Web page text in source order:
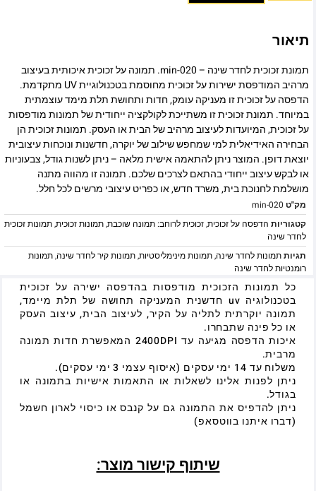
תיאור
תמונת זכוכית לחדר שינה – min-020. תמונה על זכוכית איכותית בעיצוב
מרהיב המודפסת ישירות על זכוכית מחוסמת בטכנולוגיית UV מתקדמת.
הדפסה על זכוכית זו מעניקה עומק, חדות ותחושת תלת מימד עוצמתית
במיוחד. תמונת זכוכית זו משתייכת לקולקציה ייחודית של תמונות מודפסות
על זכוכית, המיועדות לעיצוב מרהיב של הבית או העסק. תמונות זכוכית הן
הבחירה האידיאלית למי שמחפש שילוב של יוקרה, חדשנות ונוכחות עיצובית
יוצאת דופן. המוצר ניתן להתאמה אישית מלאה – ניתן לשנות גודל, צבעוניות
או לבקש עיצוב ייחודי בהתאם לצרכים שלכם. תמונה זו מהווה מתנה
מושלמת לחנוכת בית, משרד חדש, או כפריט עיצובי מרשים לכל חלל.
מק"ט min-020
קטגוריות הדפסה על זכוכית,זכוכית לרוחב: תמונה שוכבת,תמונות זכוכית,תמונות זכוכית
לחדר שינה
תגיותתמונות לחדר שינה,תמונות מינימליסטיות,תמונות קיר לחדר שינה,תמונות
רומנטיות לחדר שינה
כל תמונות הזכוכית מודפסות בהדפסה ישירה על זכוכית
בטכנולוגיה uv חדשנית המעניקה תחושה של תלת מיימד,
תמונה יוקרתית לתליה על הקיר, לעיצוב הבית, עיצוב העסק
או כל פינה שתבחרו.
איכות הדפסה מגיעה עד 2400DPI המאפשרת חדות תמונה
מרבית.
משלוח עד 14 ימי עסקים (איסוף עצמי 3 ימי עסקים).
ניתן לפנות אלינו לשאלות או התאמות אישיות בתמונה או
בגודל.
ניתן להדפיס את התמונה גם על קנבס או כיסוי לארון חשמל
(דברו איתנו בווטסאפ)
שיתוף קישור מוצר: